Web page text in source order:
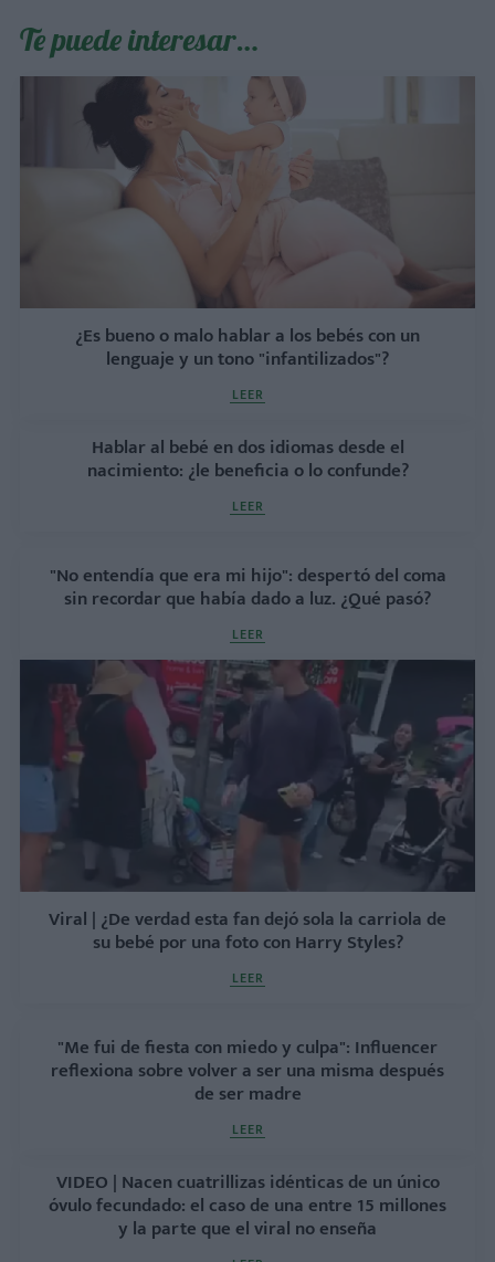
Te puede interesar…
¿Es bueno o malo hablar a los bebés con un
lenguaje y un tono "infantilizados"?
LEER
Hablar al bebé en dos idiomas desde el
nacimiento: ¿le beneficia o lo confunde?
LEER
"No entendía que era mi hijo": despertó del coma
sin recordar que había dado a luz. ¿Qué pasó?
LEER
Viral | ¿De verdad esta fan dejó sola la carriola de
su bebé por una foto con Harry Styles?
LEER
"Me fui de fiesta con miedo y culpa": Influencer
reflexiona sobre volver a ser una misma después
de ser madre
LEER
VIDEO | Nacen cuatrillizas idénticas de un único
óvulo fecundado: el caso de una entre 15 millones
y la parte que el viral no enseña